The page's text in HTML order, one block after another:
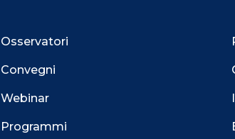
Osservatori
Convegni
Webinar
Programmi